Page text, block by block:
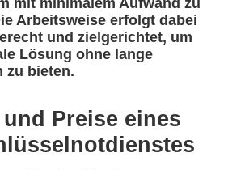
mit minimalem Aufwand zu
Arbeitsweise erfolgt dabei
und zielgerichtet, um
Lösung ohne lange
zu bieten.
Preise eines